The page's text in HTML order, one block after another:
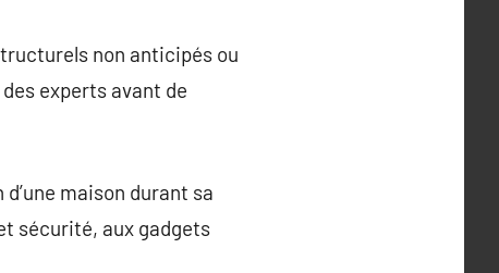
non anticipés ou
experts avant de
maison durant sa
sécurité, aux gadgets